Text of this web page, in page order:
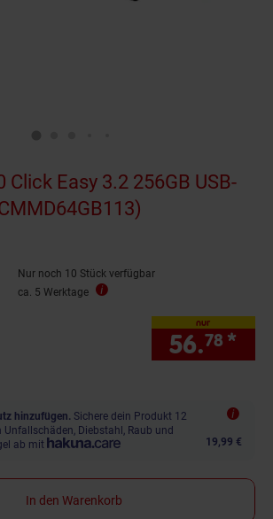
Click Easy 3.2 256GB USB-
Nur noch 10 Stück verfügbar
ca. 5 Werktage
nur
56.78 *
hinzufügen. Sichere dein Produkt 12
Unfallschäden, Diebstahl, Raub und
ab mit
19,99 €
In den Warenkorb